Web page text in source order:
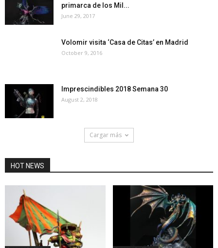
primarca de los Mil...
June 29, 2017
Volomir visita ‘Casa de Citas’ en Madrid
October 9, 2016
Imprescindibles 2018 Semana 30
August 2, 2018
Cargar más
HOT NEWS